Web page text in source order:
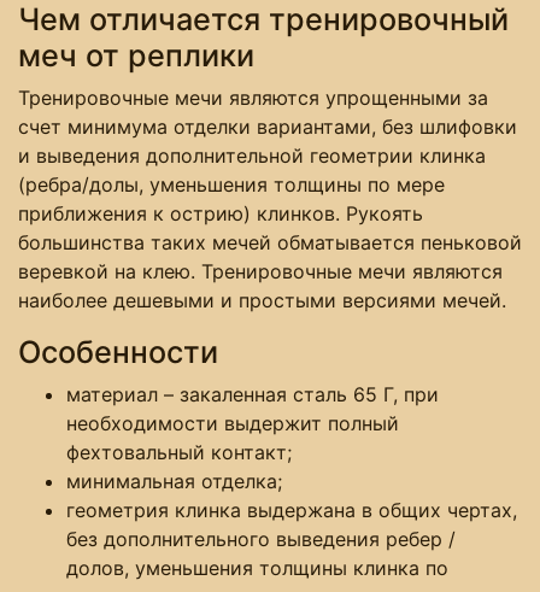
Чем отличается тренировочный
меч от реплики
Тренировочные мечи являются упрощенными за
счет минимума отделки вариантами, без шлифовки
и выведения дополнительной геометрии клинка
(ребра/долы, уменьшения толщины по мере
приближения к острию) клинков. Рукоять
большинства таких мечей обматывается пеньковой
веревкой на клею. Тренировочные мечи являются
наиболее дешевыми и простыми версиями мечей.
Особенности
материал – закаленная сталь 65 Г, при
необходимости выдержит полный
фехтовальный контакт;
минимальная отделка;
геометрия клинка выдержана в общих чертах,
без дополнительного выведения ребер /
долов, уменьшения толщины клинка по